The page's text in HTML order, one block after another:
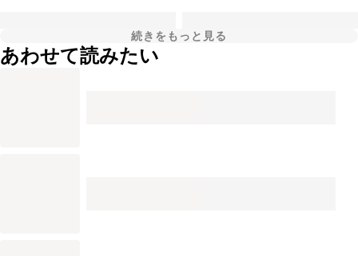
続きをもっと見る
あわせて読みたい